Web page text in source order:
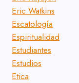
Eric Watkins
Escatología
Espiritualidad
Estudiantes
Estudios
Etica